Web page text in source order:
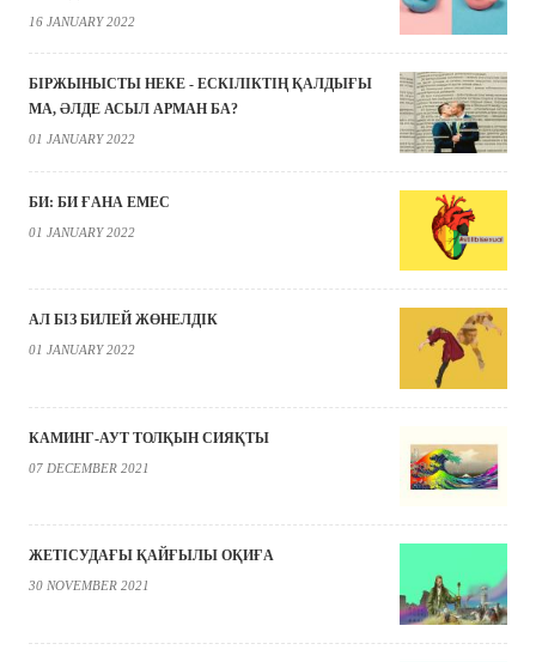
16 JANUARY 2022
БІРЖЫНЫСТЫ НЕКЕ - ЕСКІЛІКТІҢ ҚАЛДЫҒЫ
МА, ӘЛДЕ АСЫЛ АРМАН БА?
01 JANUARY 2022
БИ: БИ ҒАНА ЕМЕС
01 JANUARY 2022
АЛ БІЗ БИЛЕЙ ЖӨНЕЛДІК
01 JANUARY 2022
КАМИНГ-АУТ ТОЛҚЫН СИЯҚТЫ
07 DECEMBER 2021
ЖЕТІСУДАҒЫ ҚАЙҒЫЛЫ ОҚИҒА
30 NOVEMBER 2021